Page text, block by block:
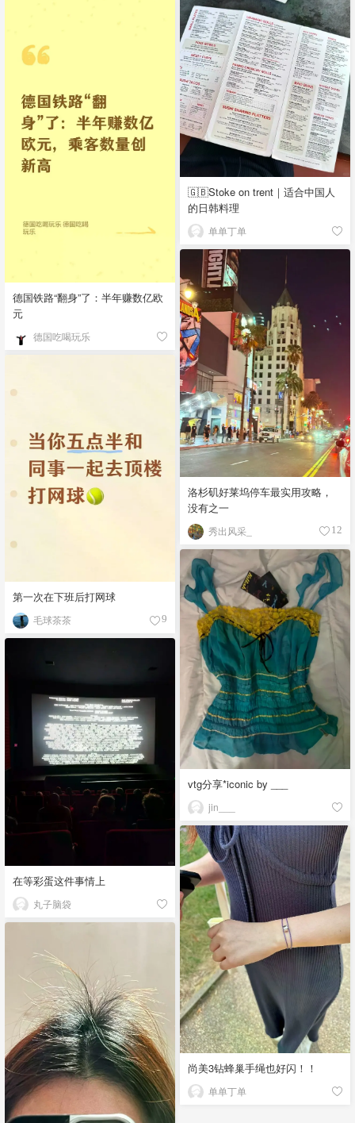
🇬🇧Stoke on trent｜适合中国人
的日韩料理
单单丁单
德国铁路“翻身”了：半年赚数亿欧
元
德国吃喝玩乐
洛杉矶好莱坞停车最实用攻略，
没有之一
秀出风采_ 12
第一次在下班后打网球
毛球茶茶 9
vtg分享*iconic by ___
jin___
在等彩蛋这件事情上
丸子脑袋
尚美3钻蜂巢手绳也好闪！！
单单丁单